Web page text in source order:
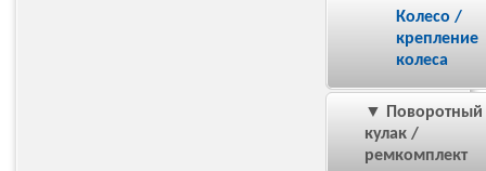
Колесо /
крепление
колеса
▼ Поворотный
кулак /
ремкомплект